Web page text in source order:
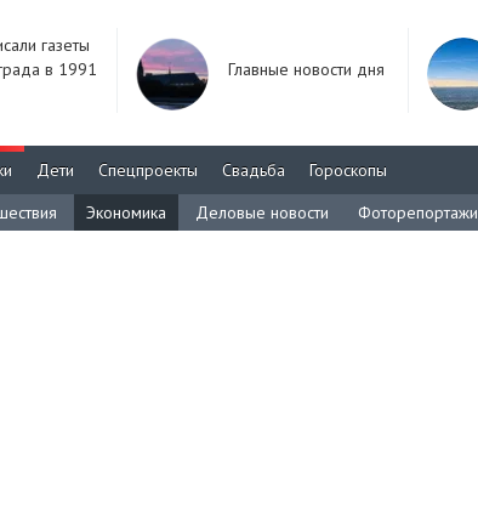
газеты
в 1991
Главные новости дня
Дети Спецпроекты Свадьба
Гороскопы
Экономика Деловые новости Фоторепортажи